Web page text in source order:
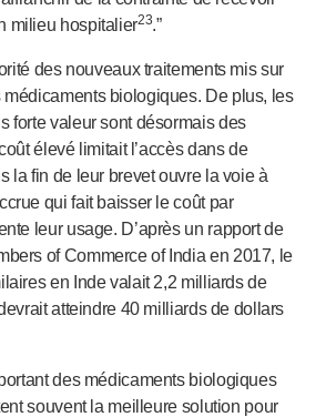
milieu hospitalier23.”
des nouveaux traitements mis sur
médicaments biologiques. De plus, les
forte valeur sont désormais des
élevé limitait l’accès dans de
la fin de leur brevet ouvre la voie à
qui fait baisser le coût par
leur usage. D’après un rapport de
of Commerce of India en 2017, le
en Inde valait 2,2 milliards de
atteindre 40 milliards de dollars
des médicaments biologiques
souvent la meilleure solution pour